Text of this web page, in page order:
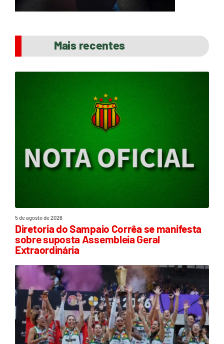
Mais recentes
5 de agosto de 2026
Diretoria do Sampaio Corrêa se manifesta
sobre suposta Assembleia Geral
Extraordinária